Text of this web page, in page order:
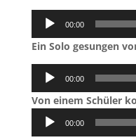
Audio-
Player
00:00
Ein Solo gesungen
Audio-
Player
00:00
Von einem Schüler
Audio-
Player
00:00